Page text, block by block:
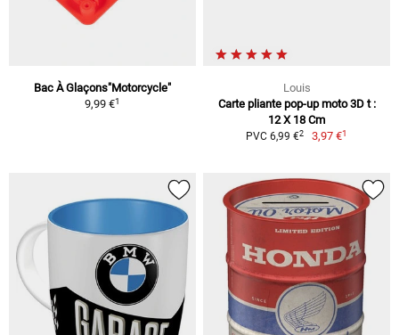
Bac À Glaçons"Motorcycle"
9,99 €1
Louis
Carte pliante pop-up moto 3D t :
12 X 18 Cm
PVC 6,99 €2 3,97 €1